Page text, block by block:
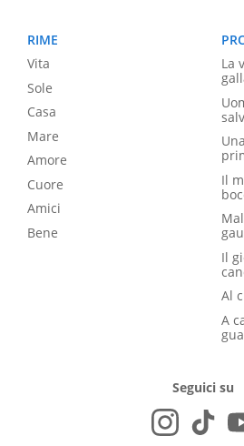
RIME
Vita
Sole
Casa
Mare
Amore
Cuore
Amici
Bene
La
Il
Il
Al
A
Seguici su